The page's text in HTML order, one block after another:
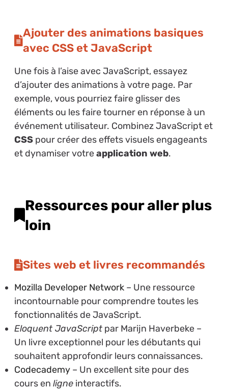
Ajouter des animations basiques
avec CSS et JavaScript
Une fois à l’aise avec JavaScript, essayez
d’ajouter des animations à votre page. Par
exemple, vous pourriez faire glisser des
éléments ou les faire tourner en réponse à un
événement utilisateur. Combinez JavaScript et
CSSpour créer des effets visuels engageants
et dynamiser votreapplication web.
Ressources pour aller plus
loin
Sites web et livres recommandés
Mozilla Developer Network– Une ressource
incontournable pour comprendre toutes les
fonctionnalités de JavaScript.
Eloquent JavaScriptpar Marijn Haverbeke –
Un livre exceptionnel pour les débutants qui
souhaitent approfondir leurs connaissances.
Codecademy– Un excellent site pour des
cours en ligneinteractifs.